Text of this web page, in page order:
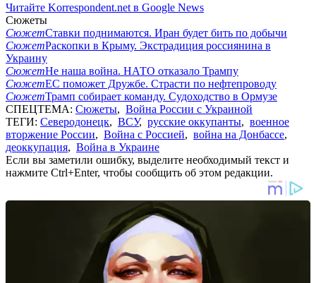
Читайте Korrespondent.net в Google News
Сюжеты
СюжетСтавки поднимаются. Иран будет бить по добычи
СюжетРаскопки в Крыму. Экстрадиция россиянина в
Украину
СюжетНе наша война. НАТО отказало Трампу
СюжетЕС поможет Дружбе. Страсти по нефтепроводу
СюжетТрамп собирает команду. Судоходство в Ормузе
СПЕЦТЕМА: Сюжеты, Война России с Украиной
ТЕГИ: Северодонецк, ВСУ, русские оккупанты, военное
вторжение России, Война с Россией, война на Донбассе,
деоккупация, Война в Украине
Если вы заметили ошибку, выделите необходимый текст и
нажмите Ctrl+Enter, чтобы сообщить об этом редакции.